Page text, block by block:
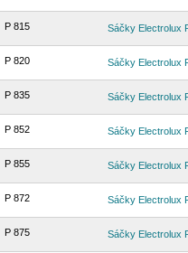
P 815 Sáčky Electrolux
P 820 Sáčky Electrolux
P 835 Sáčky Electrolux
P 852 Sáčky Electrolux
P 855 Sáčky Electrolux
P 872 Sáčky Electrolux
P 875 Sáčky Electrolux